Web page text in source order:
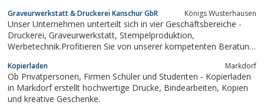
Graveurwerkstatt & Druckerei Kanschur GbR Königs Wusterhausen
Unser Unternehmen unterteilt sich in vier Geschäftsbereiche -
Druckerei, Graveurwerkstatt, Stempelproduktion,
Werbetechnik.Profitieren Sie von unserer kompetenten Beratung,
und kinderleicht können Sie bei uns online einkaufen oder
Angebote anfordern. Neugierig...
Kopierladen Markdorf
Ob Privatpersonen, Firmen Schüler und Studenten - Kopierladen
in Markdorf erstellt hochwertige Drucke, Bindearbeiten, Kopien
und kreative Geschenke.